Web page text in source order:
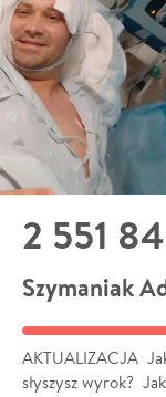
2 551
Szymaniak
AKTUALIZACJA
słyszysz wyrok?